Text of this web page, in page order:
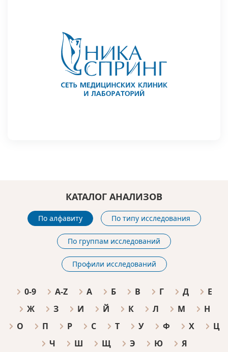
КАТАЛОГ АНАЛИЗОВ
По алфавиту По типу исследования
По группам исследований
Профили исследований
0-9 A-Z А Б В Г Д
Е
Ж
З И Й К Л М
Н
О
П Р С Т У Ф Х
Ц
Ч
Ш Щ Э Ю Я